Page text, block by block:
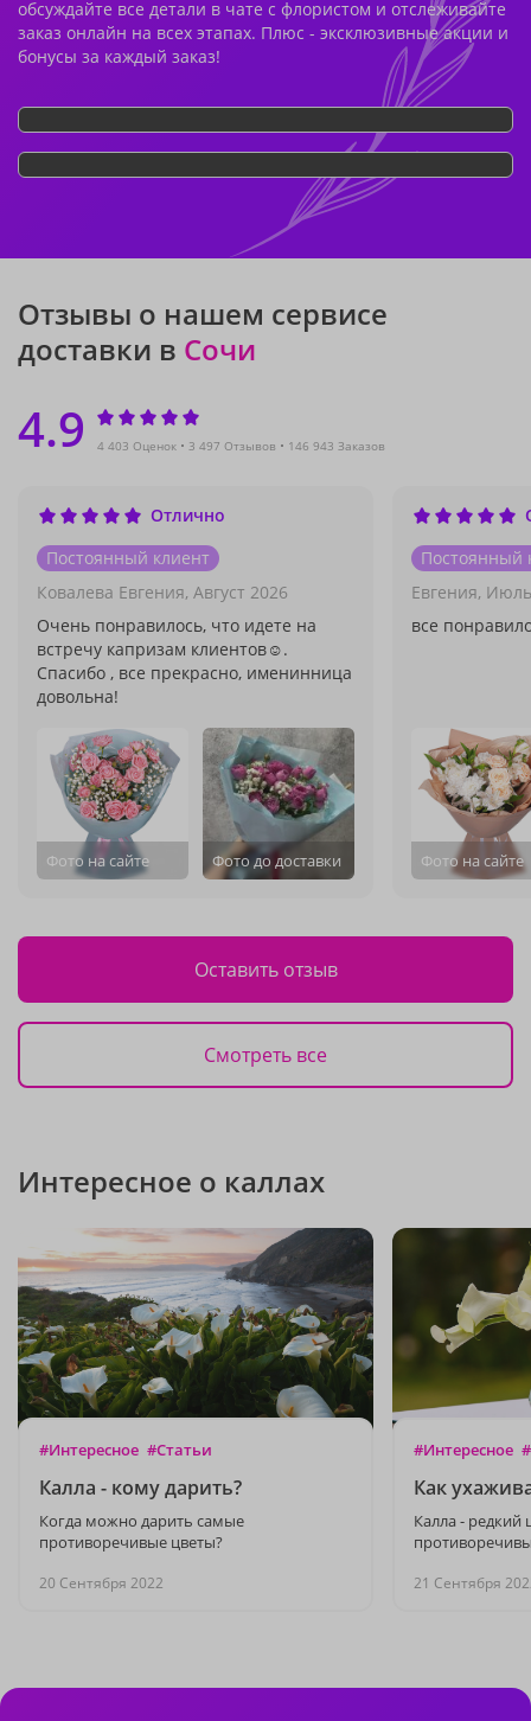
обсуждайте все детали в чате с флористом и отслеживайте
заказ онлайн на всех этапах. Плюс - эксклюзивные акции и
бонусы за каждый заказ!
Отзывы о нашем сервисе
доставки в Сочи
4.9 4 403 Оценок 3 497 Отзывов 146 943 Заказов
Отлично
Постоянный клиент
Ковалева Евгения, Август 2026
Очень понравилось, что идете на
встречу капризам клиентов☺️.
Спасибо , все прекрасно, именинница
довольна!
Фото на сайте Фото до доставки
Постоянный
Евгения,
все
Фото на сайте
Оставить отзыв
Смотреть все
Интересное о каллах
#Интересное #Статьи
Калла - кому дарить?
Когда можно дарить самые
противоречивые цветы?
20 Сентября 2022
#Интересное
Как
Калла - редкий
21 Сентября